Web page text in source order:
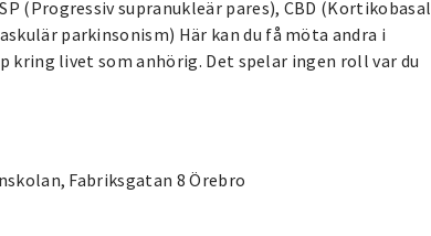
(Progressiv supranukleär pares), CBD (Kortikobasal
parkinsonism) Här kan du få möta andra i
livet som anhörig. Det spelar ingen roll var du
Fabriksgatan 8 Örebro